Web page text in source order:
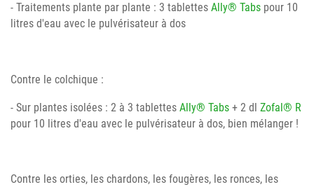
- Traitements plante par plante : 3 tablettes Ally® Tabs pour 10
litres d'eau avec le pulvérisateur à dos
Contre le colchique :
- Sur plantes isolées : 2 à 3 tablettes Ally® Tabs + 2 dl Zofal® R
pour 10 litres d'eau avec le pulvérisateur à dos, bien mélanger !
Contre les orties, les chardons, les fougères, les ronces, les